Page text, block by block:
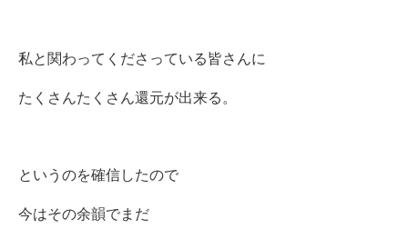
私と関わってくださっている皆さんに
たくさんたくさん還元が出来る。
というのを確信したので
今はその余韻でまだ